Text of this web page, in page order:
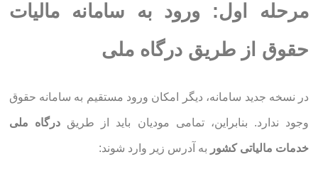
مرحله اول: ورود به سامانه مالیات
حقوق از طریق درگاه ملی
در نسخه جدید سامانه، دیگر امکان ورود مستقیم به سامانه حقوق
وجود ندارد. بنابراین، تمامی مودیان باید از طریقدرگاه ملی
خدمات مالیاتی کشور به آدرس زیر وارد شوند: